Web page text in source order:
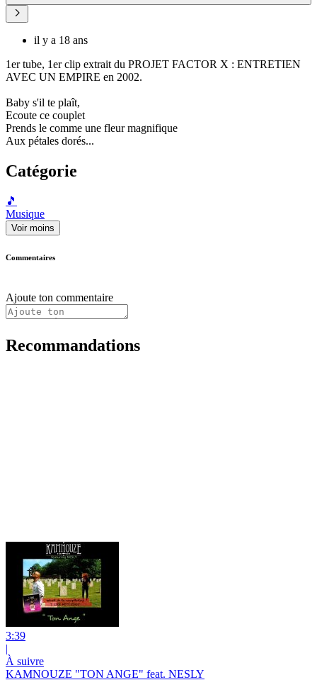
il y a 18 ans
1er tube, 1er clip extrait du PROJET FACTOR X : ENTRETIEN
AVEC UN EMPIRE en 2002.
Baby s'il te plaît,
Ecoute ce couplet
Prends le comme une fleur magnifique
Aux pétales dorés...
Catégorie
🎵
Musique
Voir moins
Commentaires
Ajoute ton commentaire
Recommandations
3:39
|
À suivre
KAMNOUZE "TON ANGE" feat. NESLY